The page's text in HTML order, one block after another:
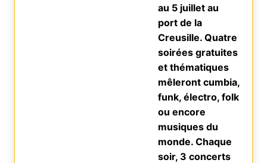
au 5 juillet au
port de la
Creusille. Quatre
soirées gratuites
et thématiques
mêleront cumbia,
funk, électro, folk
ou encore
musiques du
monde. Chaque
soir, 3 concerts